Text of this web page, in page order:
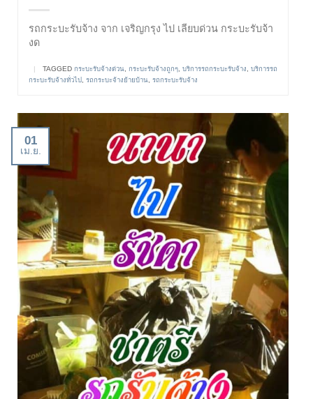
รถกระบะรับจ้าง จาก เจริญกรุง ไป เลียบด่วน กระบะรับจ้า
งด
| TAGGED กระบะรับจ้างด่วน กระบะรับจ้างถูกๆ บริการรถกระบะรับจ้าง
บริการรถ
กระบะรับจ้างทั่วไป
รถกระบะจ้างย้ายบ้าน รถกระบะรับจ้าง
01
เม.ย.